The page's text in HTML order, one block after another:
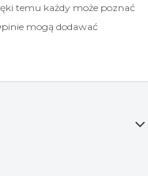
temu każdy może poznać
mogą dodawać